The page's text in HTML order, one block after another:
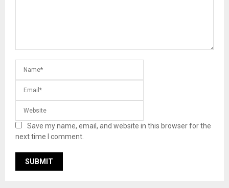
Save my name, email, and website in this browser for the
next time I comment.